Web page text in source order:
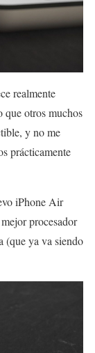
realmente
otros muchos
y no me
prácticamente
iPhone Air
procesador
(que ya va siendo